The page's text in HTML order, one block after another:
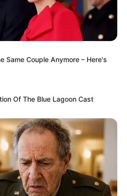
Same Couple Anymore – Here's
Of The Blue Lagoon Cast